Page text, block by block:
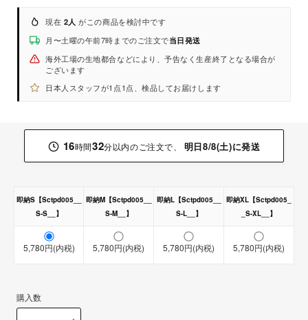
現在 2人 がこの商品を検討中です
月〜土曜の午前7時までのご注文で当日発送
海外工場の生地都合などにより、予告なく生産終了となる場合が
ございます
日本人スタッフが1点1点、検品してお届けします
16時間32分以内のご注文で、 明日8/8(土)に発送
即納S【Sctpd005__
S-S__】
即納M【Sctpd005__
S-M__】
即納L【Sctpd005__
S-L__】
即納XL【Sctpd005_
_S-XL__】
5,780円(内税) 5,780円(内税) 5,780円(内税) 5,780円(内税)
購入数